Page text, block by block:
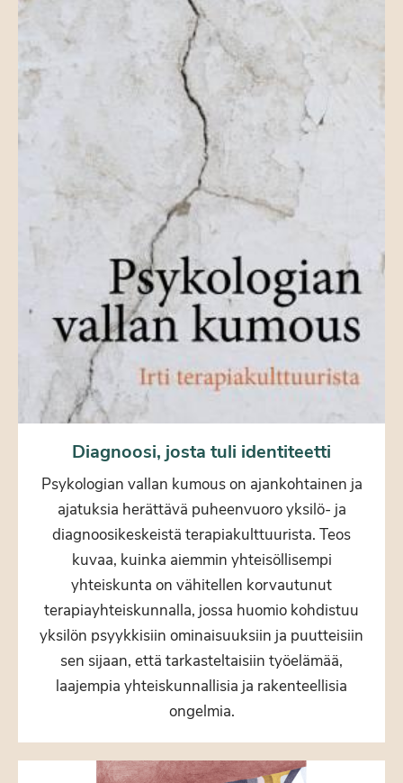
Diagnoosi, josta tuli identiteetti
Psykologian vallan kumous on ajankohtainen ja
ajatuksia herättävä puheenvuoro yksilö- ja
diagnoosikeskeistä terapiakulttuurista. Teos
kuvaa, kuinka aiemmin yhteisöllisempi
yhteiskunta on vähitellen korvautunut
terapiayhteiskunnalla, jossa huomio kohdistuu
yksilön psyykkisiin ominaisuuksiin ja puutteisiin
sen sijaan, että tarkasteltaisiin työelämää,
laajempia yhteiskunnallisia ja rakenteellisia
ongelmia.